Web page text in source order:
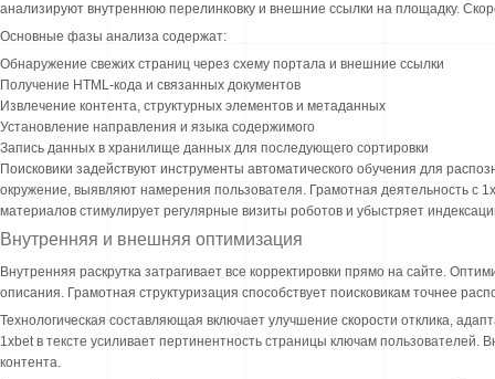
анализируют внутреннюю перелинковку и внешние ссылки на площадку.
Основные фазы анализа содержат:
Обнаружение свежих страниц через схему портала и внешние ссылки
Получение HTML-кода и связанных документов
Извлечение контента, структурных элементов и метаданных
Установление направления и языка содержимого
Запись данных в хранилище данных для последующего сортировки
Поисковики задействуют инструменты автоматического обучения для
окружение, выявляют намерения пользователя. Грамотная деятельность с
материалов стимулирует регулярные визиты роботов и убыстряет
Внутренняя и внешняя оптимизация
Внутренняя раскрутка затрагивает все корректировки прямо на сайте.
описания. Грамотная структуризация способствует поисковикам точнее
Технологическая составляющая включает улучшение скорости отклика,
1xbet в тексте усиливает пертинентность страницы ключам
контента.